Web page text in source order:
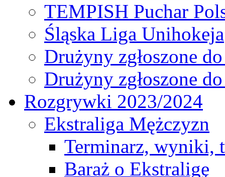
TEMPISH Puchar
Śląska Liga Unihokeja
Drużyny zgłoszone
Drużyny zgłoszone
Rozgrywki 2023/2024
Ekstraliga Mężczyzn
Terminarz, wyniki,
Baraż o Ekstraligę